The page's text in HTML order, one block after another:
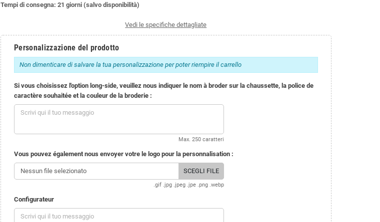
Tempi di consegna: 21 giorni (salvo disponibilità)
Vedi le specifiche dettagliate
Personalizzazione del prodotto
Non dimenticare di salvare la tua personalizzazione per poter riempire il carrello
Si vous choisissez l'option long-side, veuillez nous indiquer le nom à broder sur la chaussette, la police de
caractère souhaitée et la couleur de la broderie :
Max. 250 caratteri
Vous pouvez également nous envoyer votre le logo pour la personnalisation :
Nessun file selezionato SCEGLI FILE
.gif .jpg .jpeg .jpe .png .webp
Configurateur